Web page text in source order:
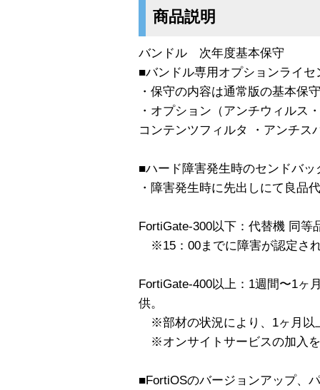
商品説明
バンドル 次年度基本保守
■バンドル専用オプションライ
・保守の内容は通常版の基本保
・オプション（アンチウィルス
コンテンツフィルタ ・アンチス
■ハード障害発生時のセンドバッ
・障害発生時に先出しにて良品
FortiGate-300以下：代替機 同等
※15：00までに障害が認定さ
FortiGate-400以上：1週間〜1ヶ
供。
※部材の状況により、1ヶ月以
※オンサイトサービスの加入
■FortiOSのバージョンアップ、